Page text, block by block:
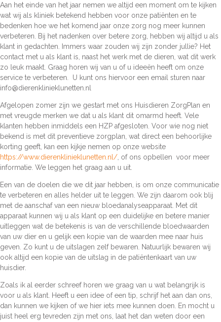
Aan het einde van het jaar nemen we altijd een moment om te kijken
wat wij als kliniek betekend hebben voor onze patiënten en te
bedenken hoe we het komend jaar onze zorg nog meer kunnen
verbeteren. Bij het nadenken over betere zorg, hebben wij altijd u als
klant in gedachten. Immers waar zouden wij zijn zonder jullie? Het
contact met u als klant is, naast het werk met de dieren, wat dit werk
zo leuk maakt. Graag horen wij van u of u ideeën heeft om onze
service te verbeteren.
U kunt ons hiervoor een email sturen naar
info@dierenklinieklunetten.nl
Afgelopen zomer zijn we gestart met ons Huisdieren ZorgPlan en
met vreugde merken we dat u als klant dit omarmd heeft. Vele
klanten hebben inmiddels een HZP afgesloten. Voor wie nog niet
bekend is met dit preventieve zorgplan, wat direct een behoorlijke
korting geeft, kan een kijkje nemen op onze website
https://www.dierenklinieklunetten.nl/ , of ons opbellen voor meer
informatie. We leggen het graag aan u uit.
Een van de doelen die we dit jaar hebben, is om onze communicatie
te verbeteren en alles helder uit te leggen. We zijn daarom ook blij
met de aanschaf van een nieuw bloedanalyseapparaat. Met dit
apparaat kunnen wij u als klant op een duidelijke en betere manier
uitleggen wat de betekenis is van de verschillende bloedwaarden
van uw dier en u gelijk een kopie van de waarden mee naar huis
geven. Zo kunt u de uitslagen zelf bewaren. Natuurlijk bewaren wij
ook altijd een kopie van de uitslag in de patiëntenkaart van uw
huisdier.
Zoals ik al eerder schreef horen we graag van u wat belangrijk is
voor u als klant. Heeft u een idee of een tip, schrijf het aan dan ons
dan kunnen we kijken of we hier iets mee kunnen doen. En mocht u
juist heel erg tevreden zijn met ons, laat het dan weten door een